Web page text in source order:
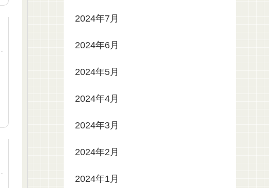
2024年7月
2024年6月
2024年5月
2024年4月
2024年3月
2024年2月
2024年1月